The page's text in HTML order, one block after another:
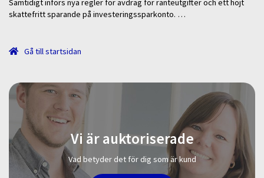
skattefritt sparande på investeringssparkonto. …
Gå till startsidan
Vi är auktoriserade
Vad betyder det för dig som är kund